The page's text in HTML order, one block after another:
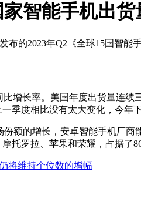
智能手机出
发布的2023年Q2《全球15国
增长率。美国年度出货量连
季度相比没有太大变化，今年
额的增长，安卓智能手机厂
托罗拉、苹果和荣耀，占据了
将维持个位数的增幅